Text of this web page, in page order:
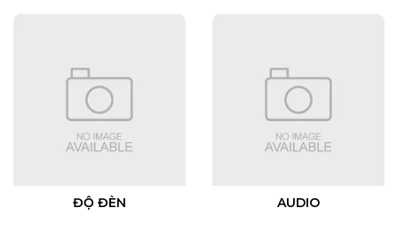
ĐỘ ĐÈN AUDIO